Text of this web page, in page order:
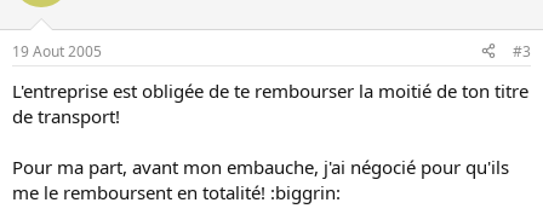
19 Aout 2005 #3
L'entreprise est obligée de te rembourser la moitié de ton titre
de transport!
Pour ma part, avant mon embauche, j'ai négocié pour qu'ils
me le remboursent en totalité! :biggrin: